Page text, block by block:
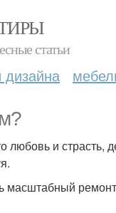
статьи
дизайна
и страсть,
масштабный